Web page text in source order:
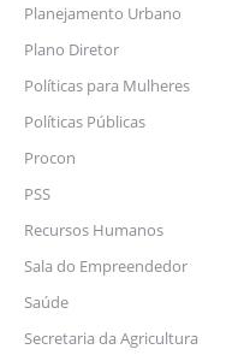
Planejamento Urbano
Plano Diretor
Políticas para Mulheres
Políticas Públicas
Procon
PSS
Recursos Humanos
Sala do Empreendedor
Saúde
Secretaria da Agricultura